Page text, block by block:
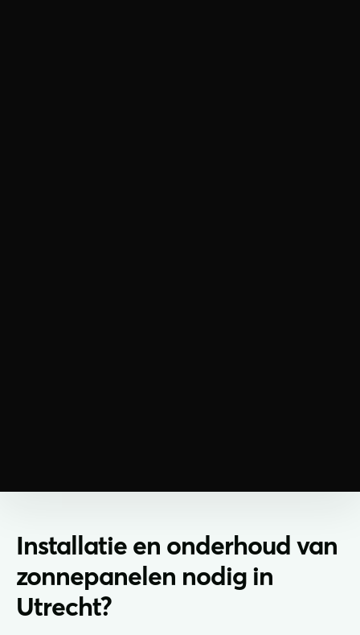
Installatie en onderhoud van
zonnepanelen nodig in
Utrecht?